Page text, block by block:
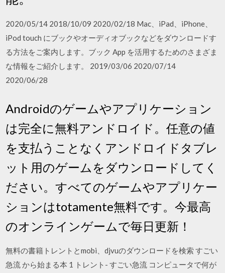
2020/05/14 2018/10/09 2020/02/18 Mac、iPad、iPhone、
iPod touch にブックやオーディオブックなどをダウンロードす
る方法をご案内します。ブック App を活用するためのさまざま
な情報をご紹介します。 2019/03/06 2020/07/14
2020/06/28
Androidのゲームやアプリケーション
は完全に無料アンドロイド。任意の値
を支払うことなくアンドロイドタブレ
ット用のゲームをダウンロードしてく
ださい。すべてのゲームやアプリケー
ションはtotamente無料です。今最高
のオンラインゲームで毎日更新！
無料の書籍トレントとmobi、djvuのダウンロードを検索 すごい
急流 から始まる本 1 トレント- すごい急流 コンピュータで何が